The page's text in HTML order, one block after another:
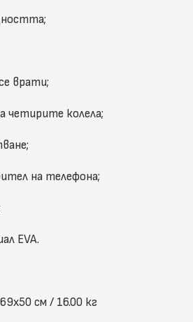
врати;
четирите колела;
на телефона;
EVA.
см / 16.00 кг